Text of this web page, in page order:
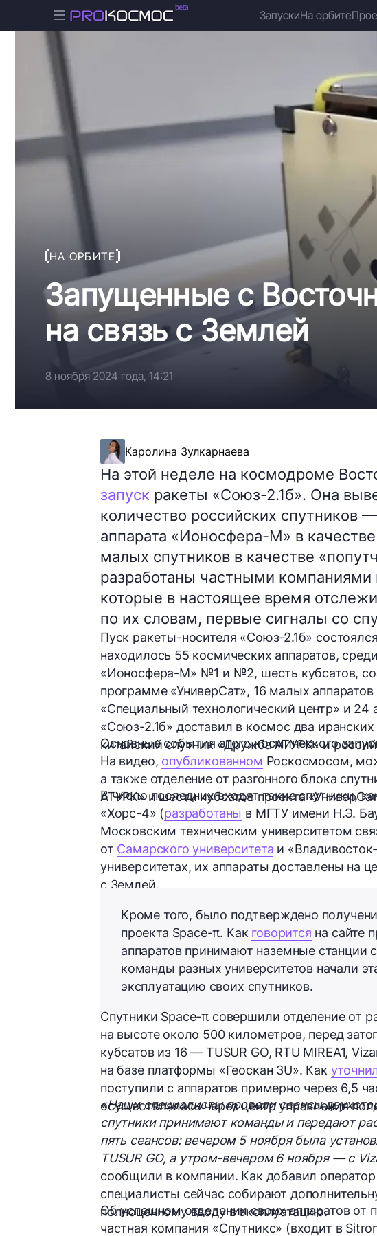
ЗапускиНа орбите
НА ОРБИТЕ
Запущенные с
на связь с Землей
8 ноября 2024 года, 14:21
Каролина Зулкарнаева
На этой неделе на космодроме
запуск ракеты «Союз-2.1б». Она
количество российских спутников
аппарата «Ионосфера-М» в
малых спутников в качестве
разработаны частными
которые в настоящее время
по их словам, первые сигналы со
Пуск ракеты-носителя «Союз-2.1б»
находилось 55 космических аппаратов,
«Ионосфера-М» №1 и №2, шесть кубсатов,
программе «УниверСат», 16 малых аппаратов
«Специальный технологический центр» и 24
«Союз-2.1б» доставил в космос два иранских
китайский спутник«Дружба АТУРК»и
Основные события этого космического
На видео, опубликованном Роскосмосом,
а также отделение от разгонного блока
АТУРК» и шести кубсатов проекта
В число последних входят такие спутники,
«Хорс-4» (разработаны в МГТУ имени Н.Э.
Московским техническим университетом
от Самарского университета и
университетах, их аппараты доставлены на
с Землей.
Кроме того, было подтверждено
проекта Space-π. Как говорится на сайте
аппаратов принимают наземные
команды разных университетов начали
эксплуатацию своих спутников.
Спутники Space-π совершили отделение от
на высоте около 500 километров, перед
кубсатов из 16 — TUSUR GO, RTU MIREA1,
на базе платформы «Геоскан 3U». Как
поступили с аппаратов примерно через 6,5
осуществлялась через центр управления
«Наши специалисты провели сеансы
спутники принимают команды и передают
пять сеансов: вечером 5 ноября была
TUSUR GO, а утром-вечером 6 ноября — с
сообщили в компании. Как добавил оператор
специалисты сейчас собирают
полноценному вводу в эксплуатацию.
Об успешном отделении своих аппаратов от
частная компания «Спутникс» (входит в